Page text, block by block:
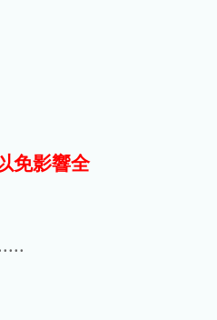
免影響全